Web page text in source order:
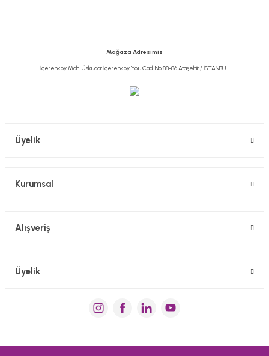
Mağaza Adresimiz
İçerenköy Mah. Üsküdar İçerenköy Yolu Cad. No:88-86 Ataşehir / İSTANBUL
Üyelik
Kurumsal
Alışveriş
Üyelik